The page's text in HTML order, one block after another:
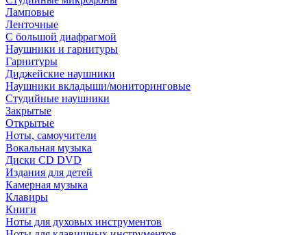
Ламповые
Ленточные
С большой диафрагмой
Наушники и гарнитуры
Гарнитуры
Диджейские наушники
Наушники вкладыши/мониторинговые
Студийные наушники
Закрытые
Открытые
Ноты, самоучители
Вокальная музыка
Диски CD DVD
Издания для детей
Камерная музыка
Клавиры
Книги
Ноты для духовых инструментов